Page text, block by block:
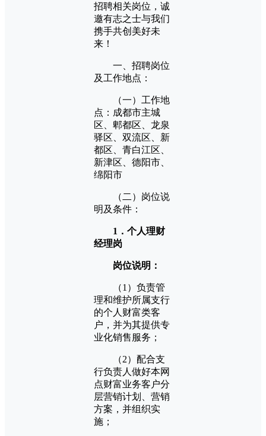
招聘相关岗位，诚
邀有志之士与我们
携手共创美好未
来！
一、招聘岗位
及工作地点：
（一）工作地
点：成都市主城
区、郫都区、龙泉
驿区、双流区、新
都区、青白江区、
新津区、德阳市、
绵阳市
（二）岗位说
明及条件：
1． 个人理财
经理岗
岗位说明：
（1）负责管
理和维护所属支行
的个人财富类客
户，并为其提供专
业化销售服务；
（2）配合支
行负责人做好本网
点财富业务客户分
层营销计划、营销
方案，并组织实
施；